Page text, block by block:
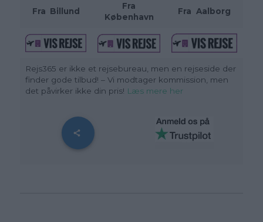
Fra Billund
Fra
København
Fra _Aalborg
Rejs365 er ikke et rejsebureau, men en rejseside der
finder gode tilbud! – Vi modtager kommission, men
det påvirker ikke din pris! Læs mere her